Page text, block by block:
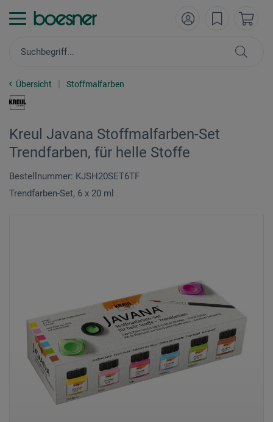
Übersicht Stoffmalfarben
Kreul Javana Stoffmalfarben-Set
Trendfarben, für helle Stoffe
Bestellnummer: KJSH20SET6TF
Trendfarben-Set, 6 x 20 ml